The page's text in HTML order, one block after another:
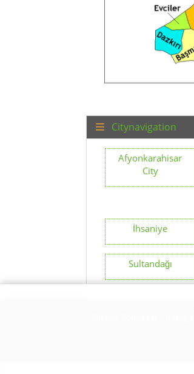
Citynavigation
Afyonkarahisar
City
İhsaniye
Sultandağı